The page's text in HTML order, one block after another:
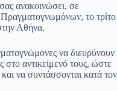
ανακοινώσει, σε
το τρίτο
Αθήνα.
να διευρύνουν
στο αντικείμενό τους, ώστε
να συντάσσονται κατά τον